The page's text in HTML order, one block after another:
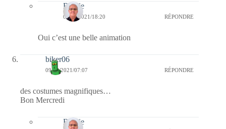
Bernie
09/06/2021/18:20 RÉPONDRE
Oui c’est une belle animation
biker06
09/06/2021/07:07 RÉPONDRE
des costumes magnifiques…
Bon Mercredi
Bernie